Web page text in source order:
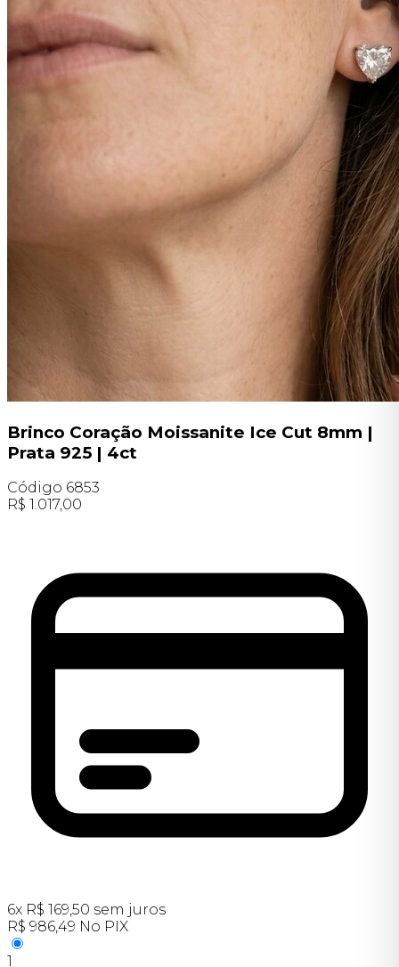
Brinco Coração Moissanite Ice Cut 8mm |
Prata 925 | 4ct
Código 6853
R$ 1.017,00
6x R$ 169,50 sem juros
R$ 986,49 No PIX
1